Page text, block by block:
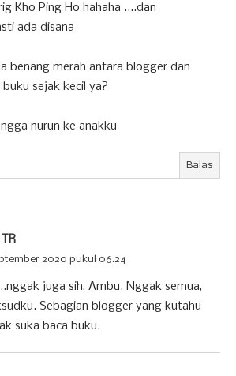
Kho Ping Ho hahaha ....dan
ada disana
benang merah antara blogger dan
sejak kecil ya?
nurun ke anakku
Balas
TR
2020 pukul 06.24
juga sih, Ambu. Nggak semua,
Sebagian blogger yang kutahu
suka baca buku.